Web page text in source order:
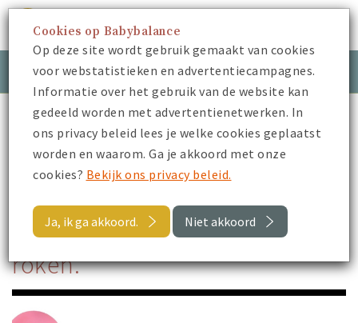
Inloggen Meld je aan
Babybalance Je Zwangerschap
Verloskundige
5 redenen om te stoppen met roken.
5 redenen om te stoppen met
roken.
Cookies op Babybalance
Op deze site wordt gebruik gemaakt van cookies
voor webstatistieken en advertentiecampagnes.
Informatie over het gebruik van de website kan
gedeeld worden met advertentienetwerken. In
ons privacy beleid lees je welke cookies geplaatst
worden en waarom. Ga je akkoord met onze
cookies? Bekijk ons privacy beleid.
Ja, ik ga akkoord. Niet akkoord